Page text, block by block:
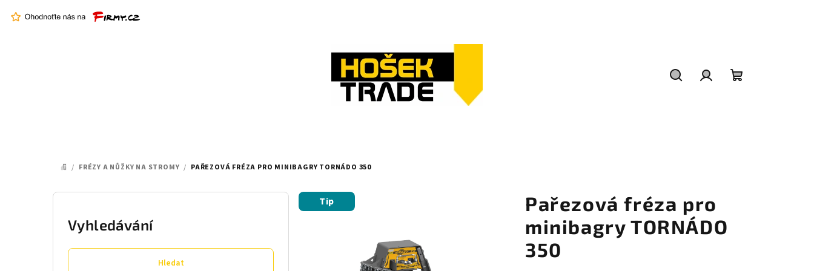
DOMŮ
/ FRÉZY A NŮŽKY NA STROMY / PAŘEZOVÁ FRÉZA PRO MINIBAGRY TORNÁDO 350
P
Vyhledávání
Hledat
Pařezová fréza pro
minibagry TORNÁDO
350
Tip